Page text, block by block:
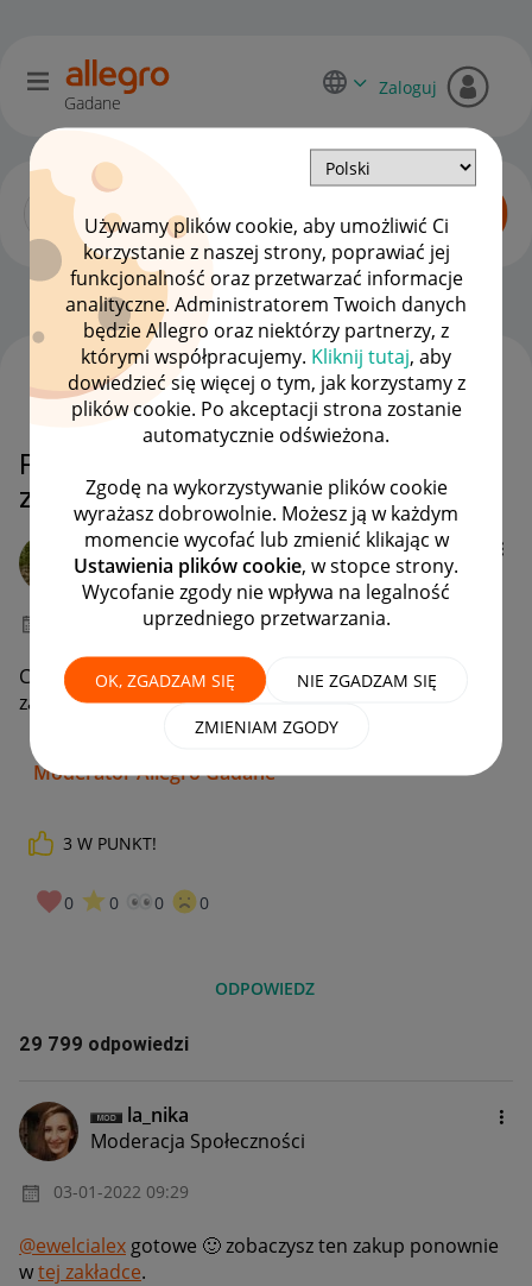
Używamy plików cookie, aby umożliwić Ci
korzystanie z naszej strony, poprawiać jej
funkcjonalność oraz przetwarzać informacje
analityczne. Administratorem Twoich danych
będzie Allegro oraz niektórzy partnerzy, z
którymi współpracujemy. Kliknij tutaj, aby
dowiedzieć się więcej o tym, jak korzystamy z
plików cookie. Po akceptacji strona zostanie
automatycznie odświeżona.
Zgodę na wykorzystywanie plików cookie
wyrażasz dobrowolnie. Możesz ją w każdym
momencie wycofać lub zmienić klikając w
Ustawienia plików cookie, w stopce strony.
Wycofanie zgody nie wpływa na legalność
uprzedniego przetwarzania.
OK, ZGADZAM SIĘ NIE ZGADZAM SIĘ
ZMIENIAM ZGODY
Gadane
Zaloguj
Dyskusje kupujących OPCJE
Proszę o przywrócenie zakupu do
zakładki "moje zakupy"
gdvorek
Moderacja Społeczności
08:07
Cześć! W tym wątku możesz poprosić o przywrócenie
zakupu do zakładki „Moje zakupy”.
Grzesiek
Moderator Allegro Gadane
3 W PUNKT!
0 0 0 0
ODPOWIEDZ
WSZYSTKIE TEMATY
29 799 odpowiedzi
la_nika
Moderacja Społeczności
‎03-01-2022 09:29
@ewelcialex gotowe 🙂zobaczysz ten zakup ponownie
wtej zakładce.